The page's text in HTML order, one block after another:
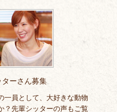
ーさん募集
一員として、大好きな動物
？先輩シッターの声もご覧